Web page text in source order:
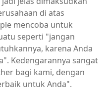
di atas
mencoba untuk
seperti "jangan
karena Anda
Kedengarannya sangat
bagi kami, dengan
untuk Anda".